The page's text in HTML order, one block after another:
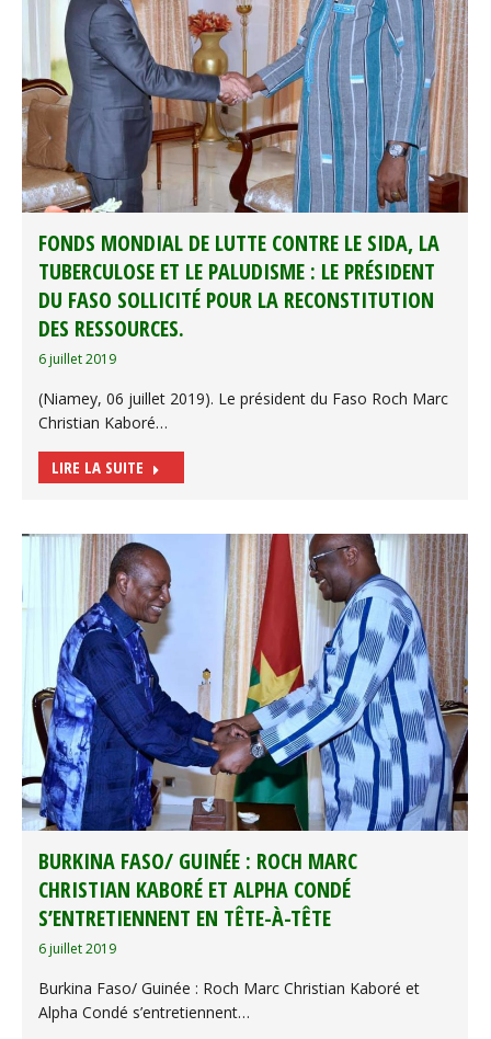
FONDS MONDIAL DE LUTTE CONTRE LE SIDA, LA
TUBERCULOSE ET LE PALUDISME : LE PRÉSIDENT
DU FASO SOLLICITÉ POUR LA RECONSTITUTION
DES RESSOURCES.
6 juillet 2019
(Niamey, 06 juillet 2019). Le président du Faso Roch Marc
Christian Kaboré…
LIRE LA SUITE
BURKINA FASO/ GUINÉE : ROCH MARC
CHRISTIAN KABORÉ ET ALPHA CONDÉ
S’ENTRETIENNENT EN TÊTE-À-TÊTE
6 juillet 2019
Burkina Faso/ Guinée : Roch Marc Christian Kaboré et
Alpha Condé s’entretiennent…